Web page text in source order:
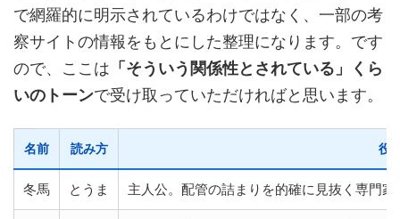
で網羅的に明示されているわけではなく、一部の考
察サイトの情報をもとにした整理になります。です
ので、ここは 「そういう関係性とされている」くら
いのトーンで受け取っていただければと思います。
名前 読み方 役
冬馬 とうま 主人公。配管の詰まりを的確に見抜く専門